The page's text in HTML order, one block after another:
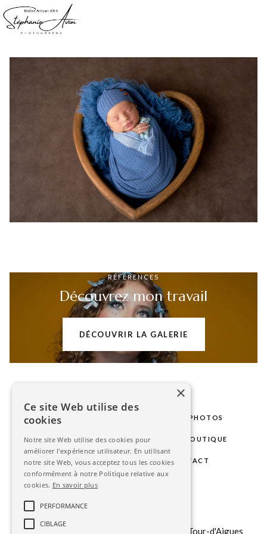
RÉFÉRENCES
Découvrez mon travail
DÉCOUVRIR LA GALERIE
LE STUDIO SÉANCES PHOTOS
PHOTOS D'IDENTITÉ GALERIE BOUTIQUE
BLOG ESPACE CLIENT CONTACT
151 b chemin du Tour du Revol, 84240 La Tour-d'Aigues
×
Ce site Web utilise des
cookies
Notre site Web utilise des cookies pour
améliorer l'expérience utilisateur. En utilisant
notre site Web, vous acceptez tous les cookies
conformément à notre Politique relative aux
cookies. En savoir plus
PERFORMANCE
CIBLAGE